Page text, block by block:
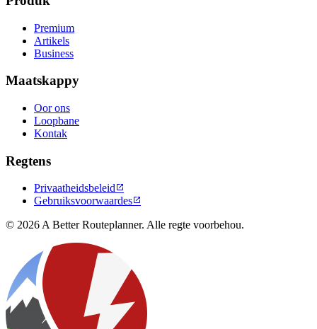
Premium
Artikels
Business
Maatskappy
Oor ons
Loopbane
Kontak
Regtens
Privaatheidsbeleid
Gebruiksvoorwaardes
© 2026 A Better Routeplanner. Alle regte voorbehou.